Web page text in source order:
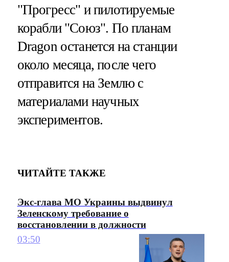
"Прогресс" и пилотируемые
корабли "Союз". По планам
Dragon останется на станции
около месяца, после чего
отправится на Землю с
материалами научных
экспериментов.
ЧИТАЙТЕ ТАКЖЕ
Экс-глава МО Украины выдвинул
Зеленскому требование о
восстановлении в должности
03:50